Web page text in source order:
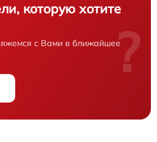
которую хотите
с Вами в ближайшее?